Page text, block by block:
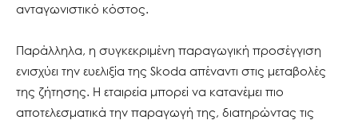
ανταγωνιστικό κόστος.
Παράλληλα, η συγκεκριμένη παραγωγική προσέγγιση
ενισχύει την ευελιξία της Skoda απέναντι στις μεταβολές
της ζήτησης. Η εταιρεία μπορεί να κατανέμει πιο
αποτελεσματικά την παραγωγή της, διατηρώντας τις